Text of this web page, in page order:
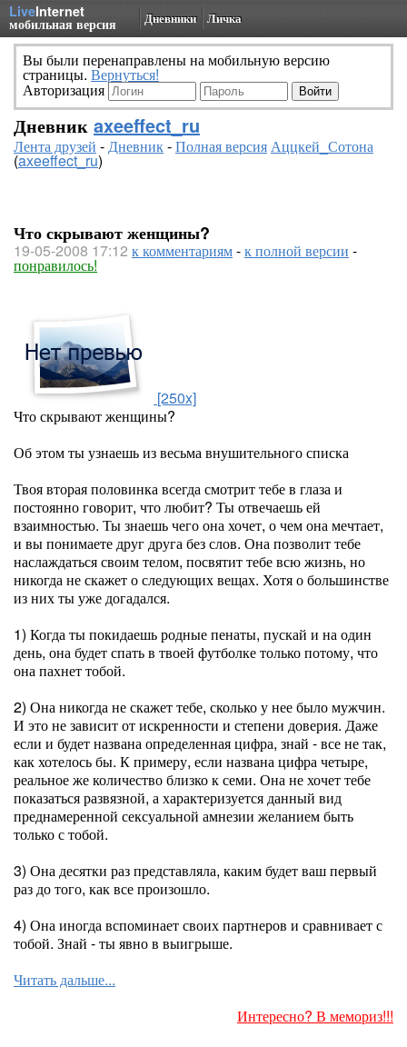
LiveInternet
мобильная версия Дневники Личка
Вы были перенаправлены на мобильную версию
страницы. Вернуться!
Авторизация
Дневник axeeffect_ru
Лента друзей -Дневник-Полная версияАццкей_Сотона
(axeeffect_ru)
Что скрывают женщины?
19-05-2008 17:12 к комментариям-к полной версии -
понравилось!
[250x]
Что скрывают женщины?
Об этом ты узнаешь из весьма внушительного списка
Твоя вторая половинка всегда смотрит тебе в глаза и
постоянно говорит, что любит? Ты отвечаешь ей
взаимностью. Ты знаешь чего она хочет, о чем она мечтает,
и вы понимаете друг друга без слов. Она позволит тебе
наслаждаться своим телом, посвятит тебе всю жизнь, но
никогда не скажет о следующих вещах. Хотя о большинстве
из них ты уже догадался.
1) Когда ты покидаешь родные пенаты, пускай и на один
день, она будет спать в твоей футболке только потому, что
она пахнет тобой.
2) Она никогда не скажет тебе, сколько у нее было мужчин.
И это не зависит от искренности и степени доверия. Даже
если и будет названа определенная цифра, знай - все не так,
как хотелось бы. К примеру, если названа цифра четыре,
реальное же количество близко к семи. Она не хочет тебе
показаться развязной, а характеризуется данный вид
преднамеренной сексуальной амнезии желанием быть
только с тобой.
3) Она десятки раз представляла, каким будет ваш первый
раз до того, как все произошло.
4) Она иногда вспоминает своих партнеров и сравнивает с
тобой. Знай - ты явно в выигрыше.
Читать дальше...
Интересно? В мемориз!!!